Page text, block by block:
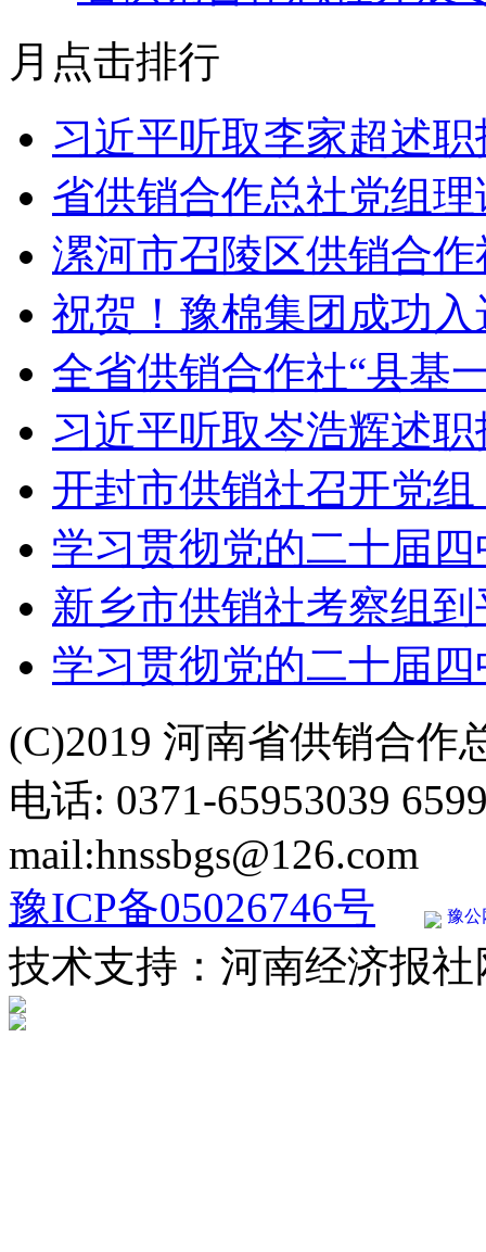
月点击排行
习近平听取李家超述
省供销合作总社党组
漯河市召陵区供销合
祝贺！豫棉集团成功
全省供销合作社“县基
习近平听取岑浩辉述
开封市供销社召开党
学习贯彻党的二十届
新乡市供销社考察组
学习贯彻党的二十届
(C)2019 河南省供销合作
电话: 0371-65953039
mail:hnssbgs@126.com
豫ICP备05026746号
豫公
技术支持：河南经济报社